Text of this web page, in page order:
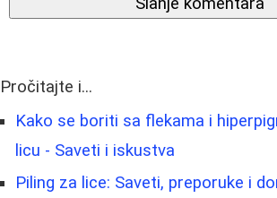
Pročitajte i...
Kako se boriti sa flekama i
licu - Saveti i iskustva
Piling za lice: Saveti, preporuke i